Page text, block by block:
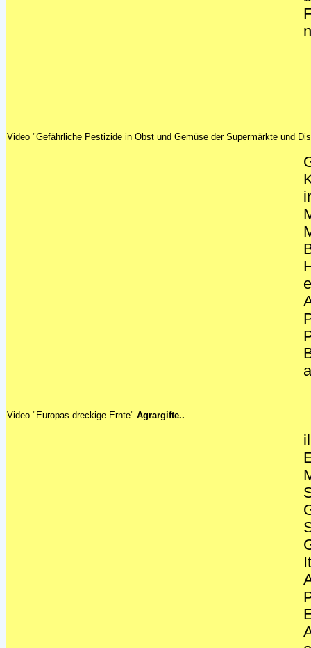
Video "Gefährliche Pestizide in Obst und Gemüse der Supermärkte und
Video "Europas dreckige Ernte" Agrargifte..